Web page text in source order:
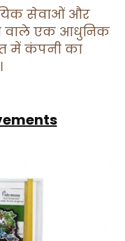
सेवाओं और
वाले एक आधुनिक
में कंपनी का